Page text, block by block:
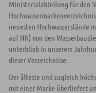
Ministerialabteilung für den
neuesten Hochwasserstände
auf NN) von den
unterblieb in unserem
dieser Verzeichnisse.
Der älteste und zugleich
mit einer Marke überliefert